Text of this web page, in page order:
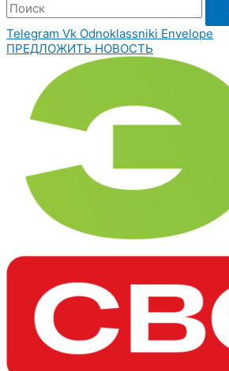
Telegram Vk Odnoklassniki Envelope
ПРЕДЛОЖИТЬ НОВОСТЬ